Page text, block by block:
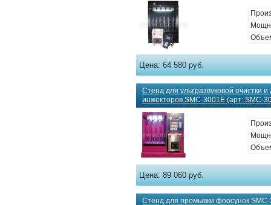
Цена:64 580 руб.
Стенд для ультразвуковой очистки и
инжекторов SMC-3001E (арт: SMC-
Цена:89 060 руб.
Стенд для промывки форсунок SMC-